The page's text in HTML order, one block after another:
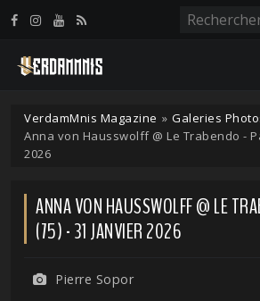
VerdamMnis Magazine » Galeries
Anna von Hausswolff @ Le Trabendo -
2026
ANNA VON HAUSSWOLFF @ LE
(75) - 31 JANVIER 2026
Pierre Sopor
Panneau de gestion des cookies